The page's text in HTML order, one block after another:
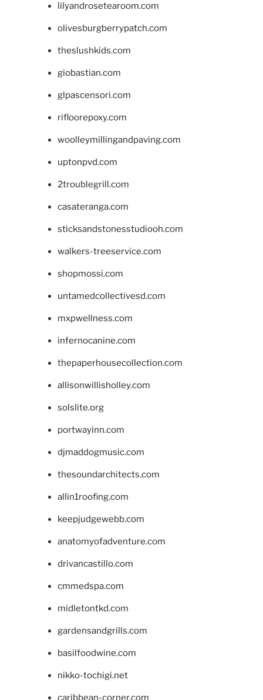
lilyandrosetearoom.com
olivesburgberrypatch.com
theslushkids.com
giobastian.com
glpascensori.com
rifloorepoxy.com
woolleymillingandpaving.com
uptonpvd.com
2troublegrill.com
casateranga.com
sticksandstonesstudiooh.com
walkers-treeservice.com
shopmossi.com
untamedcollectivesd.com
mxpwellness.com
infernocanine.com
thepaperhousecollection.com
allisonwillisholley.com
solslite.org
portwayinn.com
djmaddogmusic.com
thesoundarchitects.com
allin1roofing.com
keepjudgewebb.com
anatomyofadventure.com
drivancastillo.com
cmmedspa.com
midletontkd.com
gardensandgrills.com
basilfoodwine.com
nikko-tochigi.net
caribbean-corner.com